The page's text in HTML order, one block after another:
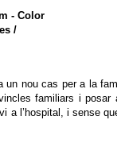
- Color
/
un nou cas per a la
familiars i posar
a l’hospital, i sense